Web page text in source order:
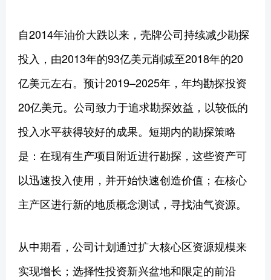
自2014年油价大跌以来，壳牌公司持续减少勘探
投入，由2013年的93亿美元削减至2018年的20
亿美元左右。预计2019–2025年，年均勘探投资
20亿美元。公司致力于追求勘探效益，以较低的
投入水平获得较好的成果。短期内的勘探策略
是：在现有生产项目附近进行勘探，这些资产可
以迅速投入使用，并开始快速创造价值；在核心
主产区进行新的地质概念测试，寻找油气资源。
从中期看，公司计划通过扩大核心区资源规模来
实现增长；选择性投资新兴盆地和限定的前沿